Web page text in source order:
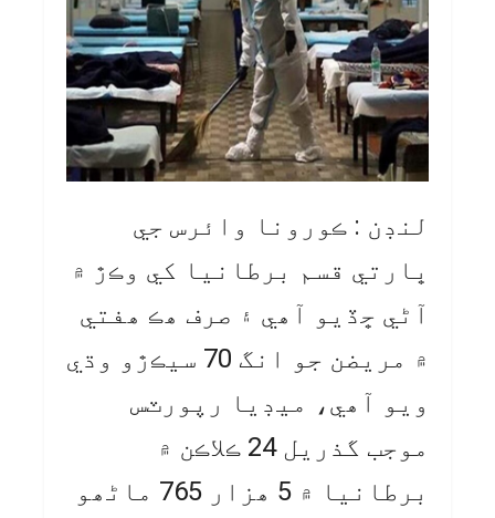
لنڊن : ڪورونا وائرس جي
ڀارتي قسم برطانيا کي وڪڙ ۾
آڻي ڇڏيو آھي ۽ صرف ھڪ ھفتي
۾ مريضن جو انگ 70 سيڪڙو وڌي
ويو آھي، ميڊيا رپورٽس
موجب گذريل 24 ڪلاڪن ۾
برطانيا ۾ 5 ھزار 765 ماڻھو